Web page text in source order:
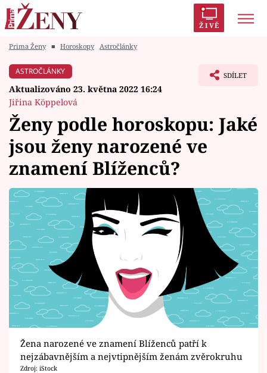
ŽIVĚ
Módní alarm
Témata
Celebrity
Vztahy
Seriály
Horoskopy
Sledujte prima+
Filmový festival Karlovy Vary
Pořady
Prima Ženy ■ Horoskopy Astročlánky
ASTROČLÁNKY
Aktualizováno 23. května 2022 16:24
Jiřina Köppelová
SDÍLET
Ženy podle horoskopu: Jaké
jsou ženy narozené ve
znamení Blíženců?
Žena narozené ve znamení Blíženců patří k
nejzábavnějším a nejvtipnějším ženám zvěrokruhu
Zdroj: iStock